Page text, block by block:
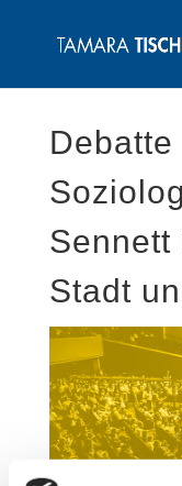
Debatte
Sennett
Stadt